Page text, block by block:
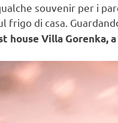
souvenir per i
frigo di casa.
house Villa Gorenka,